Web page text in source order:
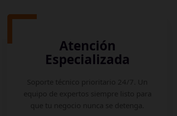
Atención
Especializada